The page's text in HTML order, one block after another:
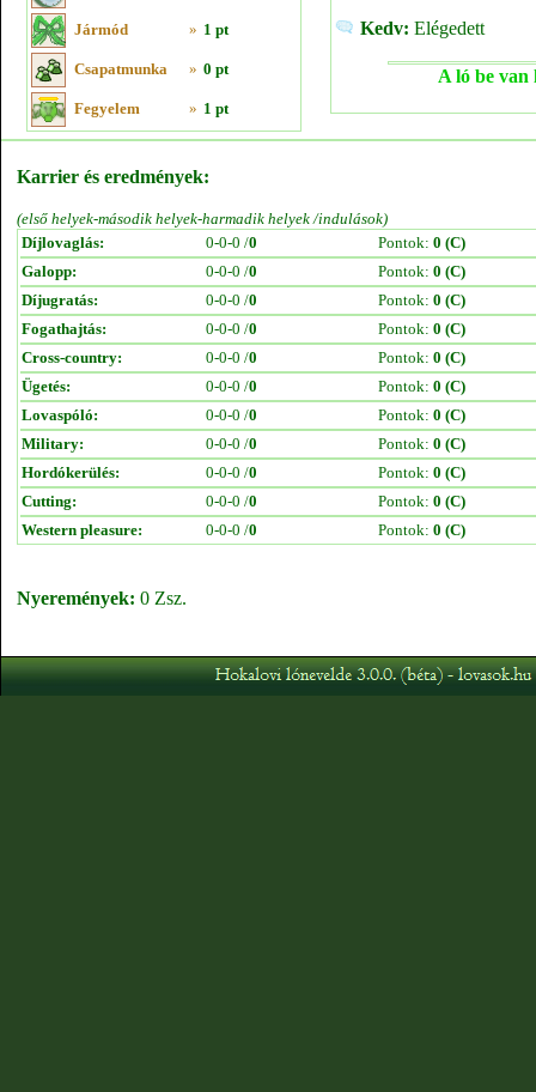
Jármód » 1 pt
Csapatmunka » 0 pt
Fegyelem » 1 pt
Kedv: Elégedett
A ló be van
Karrier és eredmények:
(első helyek-második helyek-harmadik helyek /indulások)
Díjlovaglás:
0-0-0 /0 Pontok: 0 (C)
Galopp:
0-0-0 /0 Pontok: 0 (C)
Díjugratás:
0-0-0 /0 Pontok: 0 (C)
Fogathajtás:
0-0-0 /0 Pontok: 0 (C)
Cross-country:
0-0-0 /0 Pontok: 0 (C)
Ügetés:
0-0-0 /0 Pontok: 0 (C)
Lovaspóló:
0-0-0 /0 Pontok: 0 (C)
Military:
0-0-0 /0 Pontok: 0 (C)
Hordókerülés:
0-0-0 /0 Pontok: 0 (C)
Cutting:
0-0-0 /0 Pontok: 0 (C)
Western pleasure:
0-0-0 /0 Pontok: 0 (C)
Nyeremények: 0 Zsz.